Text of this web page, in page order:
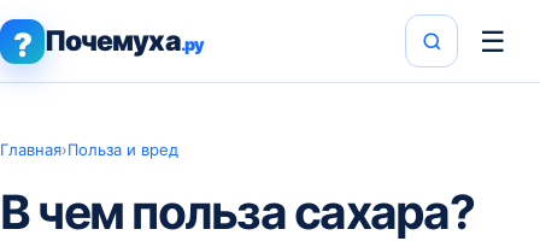
? Почемуха.ру ☰
Главная›Польза и вред
В чем польза сахара?